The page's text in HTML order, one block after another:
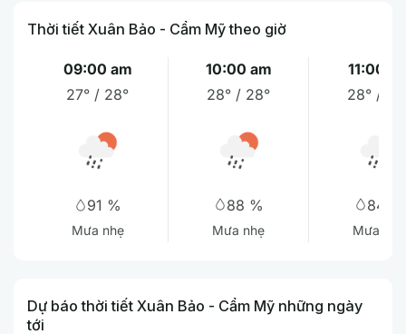
Thời tiết Xuân Bảo - Cẩm Mỹ theo giờ
09:00 am
27° / 28°
91 %
Mưa nhẹ
10:00 am
28° / 28°
88 %
Mưa nhẹ
11:00
28° /
84 %
Mưa nhẹ
Dự báo thời tiết Xuân Bảo - Cẩm Mỹ những ngày
tới